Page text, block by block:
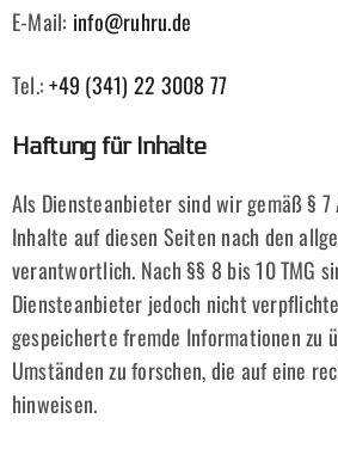
E-Mail: info@ruhru.de
Tel.:+49 (341) 22 3008 77
Haftung für Inhalte
Als Diensteanbieter sind wir gemäß § 7
Inhalte auf diesen Seiten nach den
verantwortlich. Nach §§ 8 bis 10 TMG
Diensteanbieter jedoch nicht
gespeicherte fremde Informationen zu
Umständen zu forschen, die auf eine
hinweisen.